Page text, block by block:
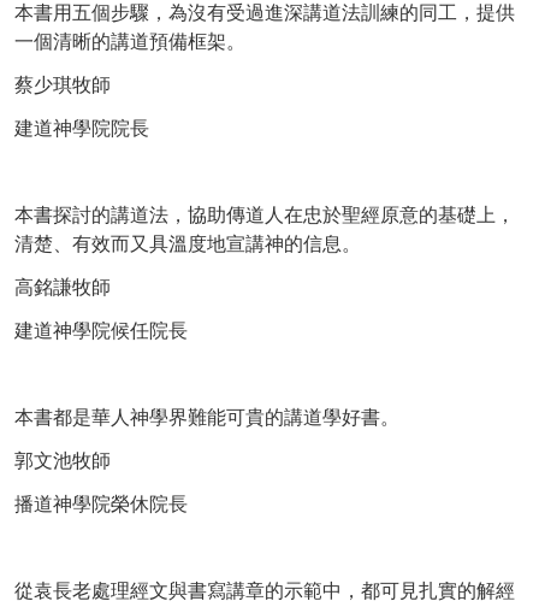
本書用五個步驟，為沒有受過進深講道法訓練的同工，提供
一個清晰的講道預備框架。
蔡少琪牧師
建道神學院院長
本書探討的講道法，協助傳道人在忠於聖經原意的基礎上，
清楚、有效而又具溫度地宣講神的信息。
高銘謙牧師
建道神學院候任院長
本書都是華人神學界難能可貴的講道學好書。
郭文池牧師
播道神學院榮休院長
從袁長老處理經文與書寫講章的示範中，都可見扎實的解經